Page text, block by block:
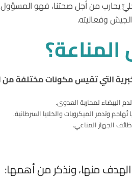
يحارب من أجل صحتنا، فهو
وفعاليته.
التي تقيس مكونات مختلفة من
البيضاء لمحاربة العدوى.
وتدمر الميكروبات والخلايا السرطانية.
الجهاز المناعي.
منها، ونذكر من أهمها: